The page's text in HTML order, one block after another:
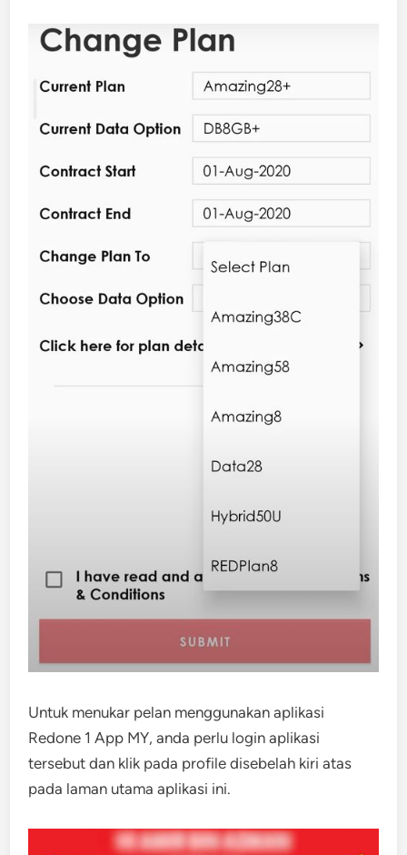
Untuk menukar pelan menggunakan aplikasi
Redone 1 App MY, anda perlu login aplikasi
tersebut dan klik pada profile disebelah kiri atas
pada laman utama aplikasi ini.